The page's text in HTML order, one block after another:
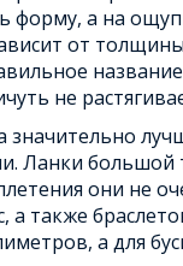
форму, а на
от
не
Ланки
они не
а также
а для